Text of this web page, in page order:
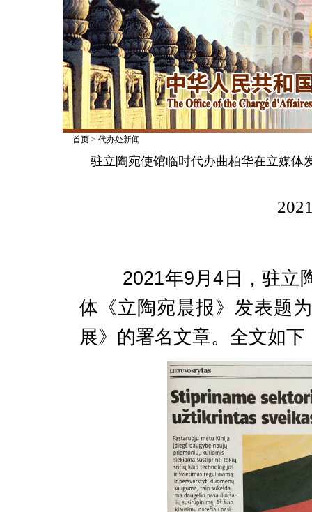
首页> 代办处新闻
驻立陶宛使馆临时代办曲柏华在立媒体
2021年9月4日，驻立
体《立陶宛晨报》发表题
展》的署名文章。全文如下